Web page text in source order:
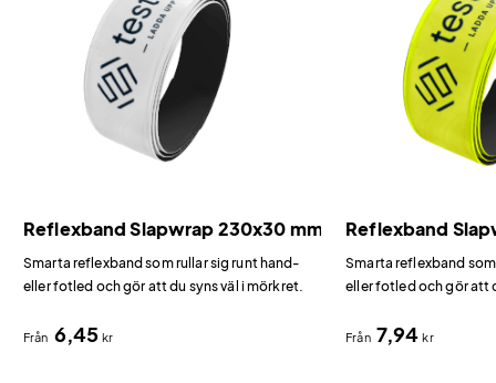
Reflexband Slapwrap 230x30 mm
Smarta reflexband som rullar sig runt hand-
eller fotled och gör att du syns väl i mörkret.
Från 6,45kr
Reflexband
Smarta reflexband
eller fotled och gör att
Från 7,94kr